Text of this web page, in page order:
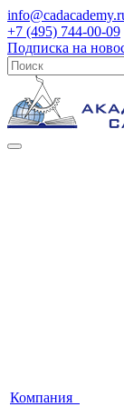
+7 (495) 744-00-09
Подписка на
Компания